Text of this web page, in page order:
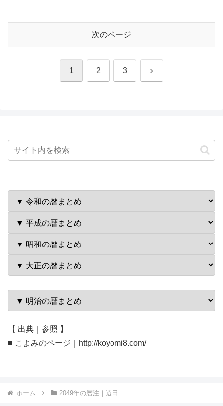
次のページ
1 2 3 次
【 出典｜参照 】
■ こよみのページ｜http://koyomi8.com/
ホーム 2049年の暦注｜選日